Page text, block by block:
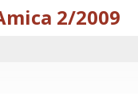
2/2009